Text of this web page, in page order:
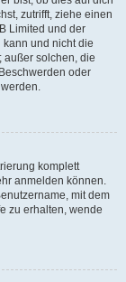
zutrifft, ziehe einen
Limited und der
und nicht die
außer solchen, die
oder
komplett
anmelden können.
mit dem
zu erhalten, wende